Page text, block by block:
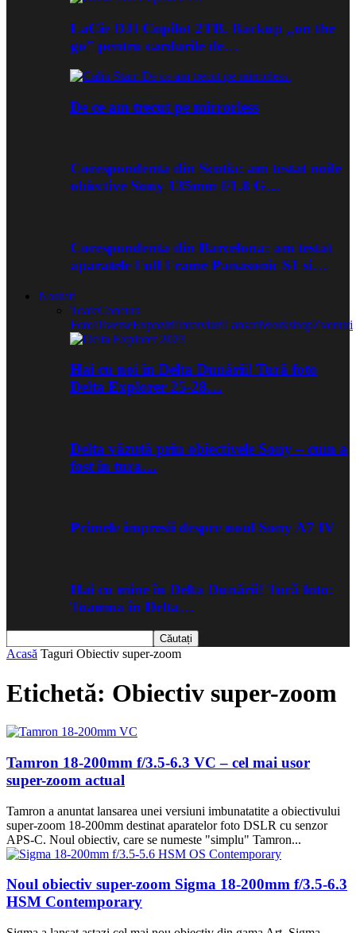
LaCie DJI Copilot 2TB. Backup „on the
go” pentru cardurile de…
De ce am trecut pe mirrorless
Corespondenta din Scotia: am testat noile
obiective Sony 135mm f/1.8 G…
Corespondenta din Barcelona: am testat
aparatele Full Frame Panasonic S1 si…
Noutati
ToateConcurs
FotoDiverseExpozitiiInterviuriLansariWorkshopZvonuri
Hai cu noi în Delta Dunării! Tură foto
Delta Explorer 25-28…
Delta văzută prin obiectivele Sony – cum a
fost în tura…
Primele impresii despre noul Sony A7 IV
Hai cu mine în Delta Dunării! Tură foto:
Toamna în Delta…
Acasă Taguri Obiectiv super-zoom
Etichetă: Obiectiv super-zoom
Tamron 18-200mm f/3.5-6.3 VC – cel mai usor
super-zoom actual
Tamron a anuntat lansarea unei versiuni imbunatatite a obiectivului
super-zoom 18-200mm destinat aparatelor foto DSLR cu senzor
APS-C. Noul obiectiv, care se numeste "simplu" Tamron...
Noul obiectiv super-zoom Sigma 18-200mm f/3.5-6.3
HSM Contemporary